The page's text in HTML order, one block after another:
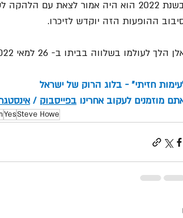
ההופעות הזה יוקדש לזיכרו.
הלך לעולמו בשלווה בביתו ב- 26 למאי 2022, לאחר מאבק קצר במחלה והוא בן 72 במותו.
חזיתי" - בלוג הרוק של ישראל
מוזמנים לעקוב אחרינו בפייסבוק /
Steve Howe
Yes